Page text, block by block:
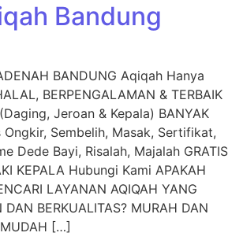
Bandung
BANDUNG Aqiqah Hanya
BERPENGALAMAN & TERBAIK
Jeroan & Kepala) BANYAK
Ongkir, Sembelih, Masak, Sertifikat,
Dede Bayi, Risalah, Majalah GRATIS
KEPALA Hubungi Kami APAKAH
LAYANAN AQIQAH YANG
DAN BERKUALITAS? MURAH DAN
MUDAH […]